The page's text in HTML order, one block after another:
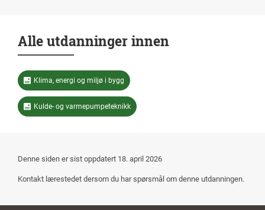
Alle utdanninger innen
Klima, energi og miljø i bygg
Kulde- og varmepumpeteknikk
Denne siden er sist oppdatert 18. april 2026
Kontakt lærestedet dersom du har spørsmål om denne utdanningen.